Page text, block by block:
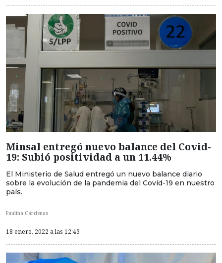
Minsal entregó nuevo balance del Covid-
19: Subió positividad a un 11.44%
El Ministerio de Salud entregó un nuevo balance diario
sobre la evolución de la pandemia del Covid-19 en nuestro
país.
Paulina Cárdenas
18 enero, 2022 a las 12:43